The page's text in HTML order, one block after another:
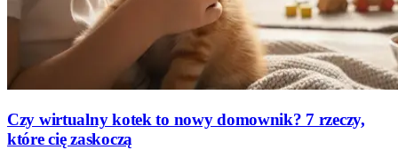
Czy wirtualny kotek to nowy domownik? 7 rzeczy,
które cię zaskoczą